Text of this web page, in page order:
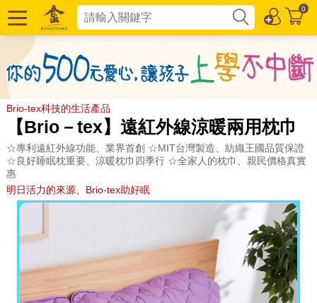
0
Brio-tex科技的生活產品
【Brio－tex】遠紅外線涼暖兩用枕巾
☆專利遠紅外線功能、業界首創 ☆MIT台灣製造、紡織王國品質保證
☆良好睡眠枕重要、涼暖枕巾四季行 ☆全家人的枕巾、親民價格真實
惠
明日活力的來源、Brio-tex助好眠